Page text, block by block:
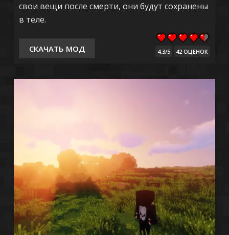
свои вещи после смерти, они будут сохранены
в теле.
4.3/5 42 ОЦЕНОК
СКАЧАТЬ МОД